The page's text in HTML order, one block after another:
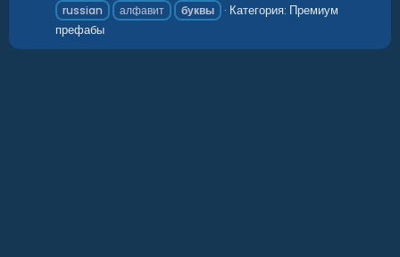
russian
алфавит буквы Категория: Премиум
префабы